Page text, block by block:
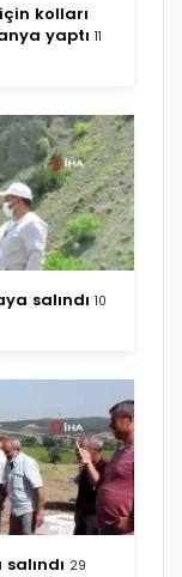
kolları
yaptı 11
salındı 10
29